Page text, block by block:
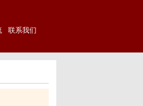
联系我们